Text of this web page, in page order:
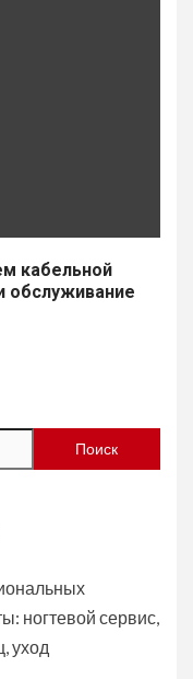
кабельной
обслуживание
Поиск
ногтевой сервис,
уход